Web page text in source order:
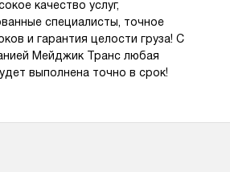
качество услуг,
специалисты, точное
и гарантия целости груза! С
Мейджик Транс любая
выполнена точно в срок!